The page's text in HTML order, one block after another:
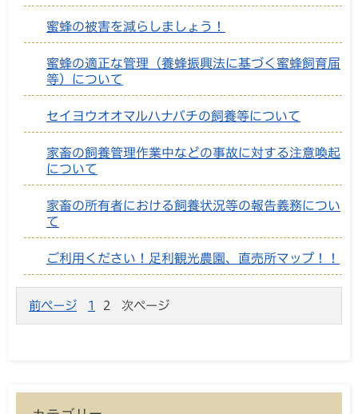
蜜蜂の被害を減らしましょう！
蜜蜂の適正な管理（養蜂振興法に基づく蜜蜂飼育届
等）について
セイヨウオオマルハナバチの飼養等について
家畜の飼養管理作業中などの事故に対する注意喚起
について
家畜の所有者における飼養状況等の報告義務につい
て
ご利用ください！足利観光農園、直売所マップ！！
前ページ 1 2 次ページ